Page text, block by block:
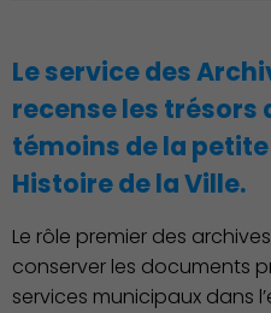
Action
Le service des
recense les trésors
témoins de la
Histoire de la Ville.
Le rôle premier des
conserver les documents
services municipaux dans